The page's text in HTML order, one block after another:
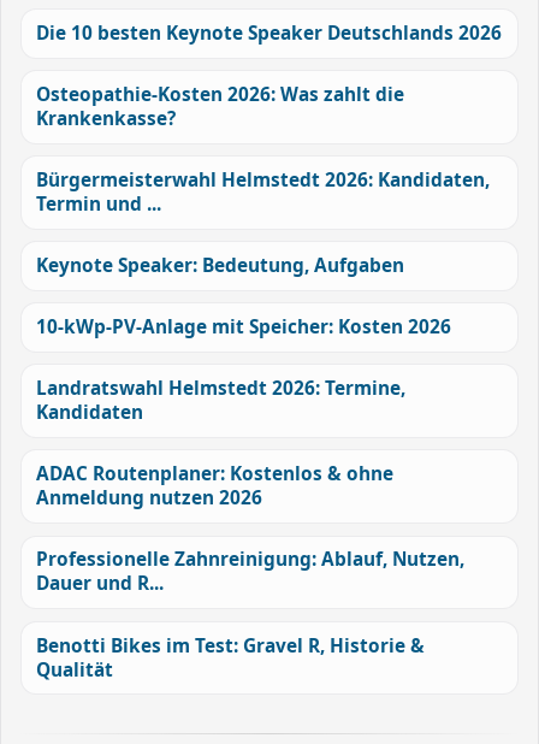
Die 10 besten Keynote Speaker Deutschlands 2026
Osteopathie-Kosten 2026: Was zahlt die
Krankenkasse?
Bürgermeisterwahl Helmstedt 2026: Kandidaten,
Termin und ...
Keynote Speaker: Bedeutung, Aufgaben
10-kWp-PV-Anlage mit Speicher: Kosten 2026
Landratswahl Helmstedt 2026: Termine,
Kandidaten
ADAC Routenplaner: Kostenlos & ohne
Anmeldung nutzen 2026
Professionelle Zahnreinigung: Ablauf, Nutzen,
Dauer und R...
Benotti Bikes im Test: Gravel R, Historie &
Qualität